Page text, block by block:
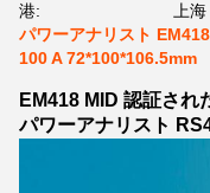
港:
上海
パワーアナリスト
100 A 72*100*106.5mm
EM418 MID 認証され
パワーアナリスト